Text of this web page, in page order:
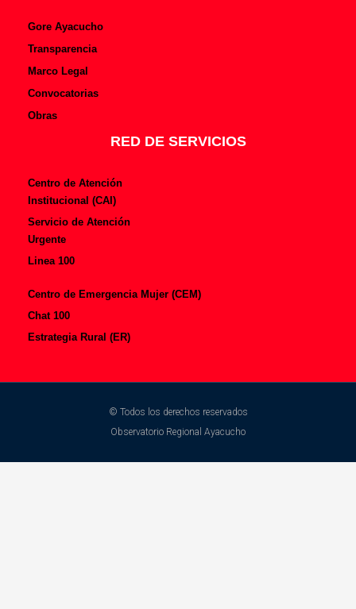
Gore Ayacucho
Transparencia
Marco Legal
Convocatorias
Obras
RED DE SERVICIOS
Centro de Atención
Institucional (CAI)
Servicio de Atención
Urgente
Linea 100
Centro de Emergencia Mujer (CEM)
Chat 100
Estrategia Rural (ER)
© Todos los derechos reservados
Observatorio Regional Ayacucho